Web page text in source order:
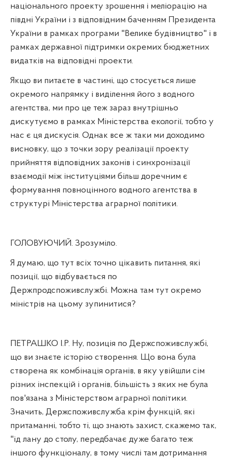
національного проекту зрошення і меліорацію на
півдні України і з відповідним баченням Президента
України в рамках програми "Велике будівництво" і в
рамках державної підтримки окремих бюджетних
видатків на відповідні проекти.
Якщо ви питаєте в частині, що стосується лише
окремого напрямку і виділення його з водного
агентства, ми про це теж зараз внутрішньо
дискутуємо в рамках Міністерства екології, тобто у
нас є ця дискусія. Однак все ж таки ми доходимо
висновку, що з точки зору реалізації проекту
прийняття відповідних законів і синхронізації
взаємодії між інституціями більш доречним є
формування повноцінного водного агентства в
структурі Міністерства аграрної політики.
ГОЛОВУЮЧИЙ. Зрозуміло.
Я думаю, що тут всіх точно цікавить питання, які
позиції, що відбувається по
Держпродспоживслужбі. Можна там тут окремо
міністрів на цьому зупинитися?
ПЕТРАШКО І.Р. Ну, позиція по Держспоживслужбі,
що ви знаєте історію створення. Що вона була
створена як комбінація органів, в яку увійшли сім
різних інспекцій і органів, більшість з яких не була
пов'язана з Міністерством аграрної політики.
Значить, Держспоживслужба крім функцій, які
притаманні, тобто ті, що знають захист, скажемо так,
"ід лану до столу, передбачає дуже багато теж
іншого функціоналу, в тому числі там дотримання